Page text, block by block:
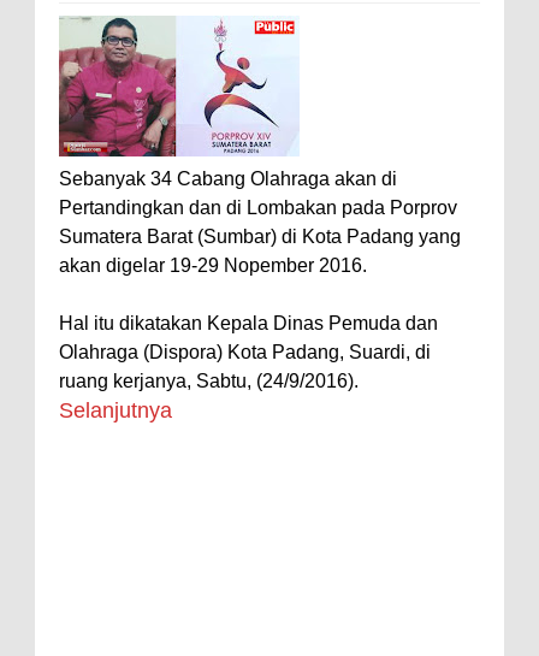
Sebanyak 34 Cabang Olahraga akan di
Pertandingkan dan di Lombakan pada Porprov
Sumatera Barat (Sumbar) di Kota Padang yang
akan digelar 19-29 Nopember 2016.
Hal itu dikatakan Kepala Dinas Pemuda dan
Olahraga (Dispora) Kota Padang, Suardi, di
ruang kerjanya, Sabtu, (24/9/2016).
Selanjutnya